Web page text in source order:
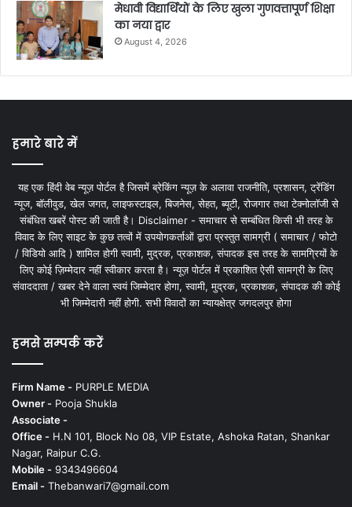
मेधावी विद्यार्थियों के लिए खुला गुणवत्तापूर्ण शिक्षा
का नया द्वार
August 4, 2026
हमारे बारे में
यह एक हिंदी वेब न्यूज़ पोर्टल है जिसमें ब्रेकिंग न्यूज़ के अलावा राजनीति, प्रशासन, ट्रेंडिंग
न्यूज, बॉलीवुड, खेल जगत, लाइफस्टाइल, बिजनेस, सेहत, ब्यूटी, रोजगार तथा टेक्नोलॉजी से
संबंधित खबरें पोस्ट की जाती है। Disclaimer - समाचार से सम्बंधित किसी भी तरह के
विवाद के लिए साइट के कुछ तत्वों में उपयोगकर्ताओं द्वारा प्रस्तुत सामग्री ( समाचार / फोटो
/ विडियो आदि ) शामिल होगी स्वामी, मुद्रक, प्रकाशक, संपादक इस तरह के सामग्रियों के
लिए कोई ज़िम्मेदार नहीं स्वीकार करता है। न्यूज़ पोर्टल में प्रकाशित ऐसी सामग्री के लिए
संवाददाता / खबर देने वाला स्वयं जिम्मेदार होगा, स्वामी, मुद्रक, प्रकाशक, संपादक की कोई
भी जिम्मेदारी नहीं होगी. सभी विवादों का न्यायक्षेत्र जगदलपुर होगा
हमसे सम्पर्क करें
Firm Name - PURPLE MEDIA
Owner - Pooja Shukla
Associate -
Office - H.N 101, Block No 08, VIP Estate, Ashoka Ratan, Shankar
Nagar, Raipur C.G.
Mobile - 9343496604
Email - Thebanwari7@gmail.com